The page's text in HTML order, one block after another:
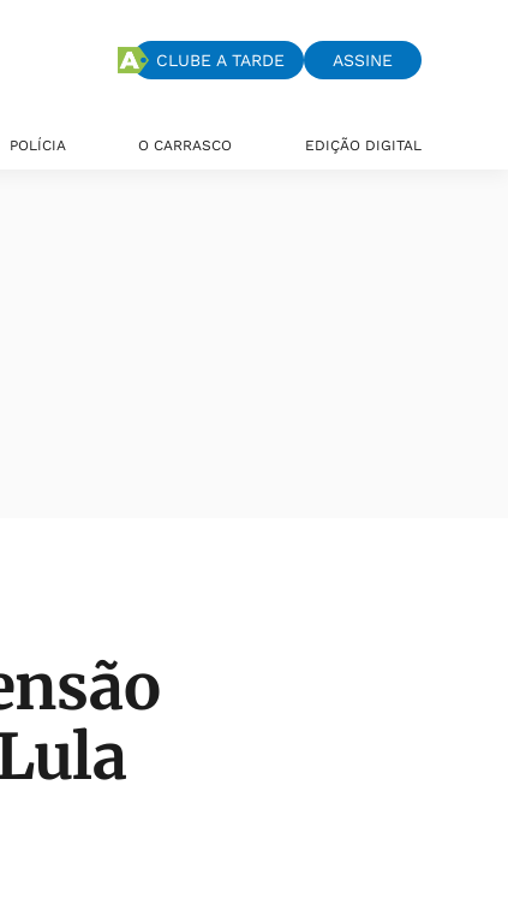
CLUBE A TARDE ASSINE
POLÍCIA O CARRASCO EDIÇÃO DIGITAL